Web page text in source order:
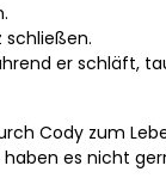
schließen.
er schläft,
Cody zum
es nicht